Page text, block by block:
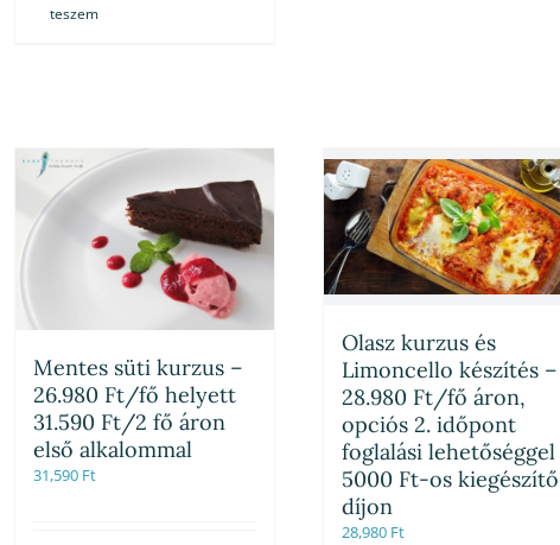
teszem
Mentes süti kurzus –
26.980 Ft/fő helyett
31.590 Ft/2 fő áron
első alkalommal
31,590 Ft
Olasz kurzus és
Limoncello készítés –
28.980 Ft/fő áron,
opciós 2. időpont
foglalási lehetőséggel
5000 Ft-os kiegészítő
díjon
28,980 Ft